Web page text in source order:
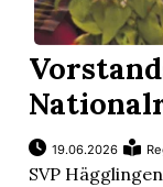
19.06.2026
SVP